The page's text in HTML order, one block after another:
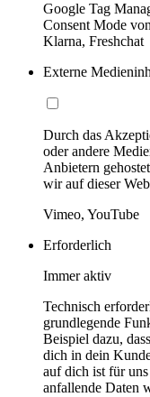
Google Tag
Consent Mode
Klarna, Freshchat
Externe
Durch das
oder andere
Anbietern
wir auf dieser
Vimeo, YouTube
Erforderlich
Immer aktiv
Technisch
grundlegende
Beispiel dazu,
dich in dein
auf dich ist für
anfallende Daten